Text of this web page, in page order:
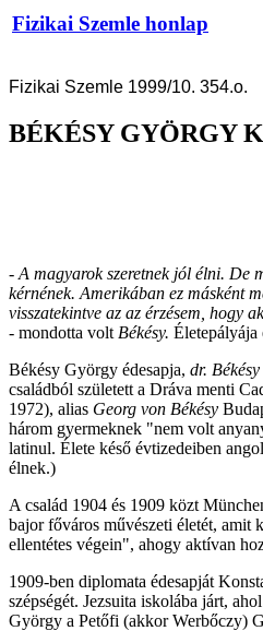
Fizikai Szemle honlap
Fizikai Szemle 1999/10. 354.o.
BÉKÉSY GYÖRGY
- A magyarok szeretnek jól élni. De
kérnének. Amerikában ez másként
visszatekintve az az érzésem, hogy
- mondotta volt Békésy.
Békésy György édesapja, dr.
családból született a Dráva menti
1972), alias Georg von Békésy
három gyermeknek "nem volt
latinul. Élete késő évtizedeiben
élnek.)
A család 1904 és 1909 közt
bajor főváros művészeti életét, amit
ellentétes végein", ahogy aktívan
1909-ben diplomata édesapját
szépségét. Jezsuita iskolába járt,
György a Petőfi (akkor Werbőczy)